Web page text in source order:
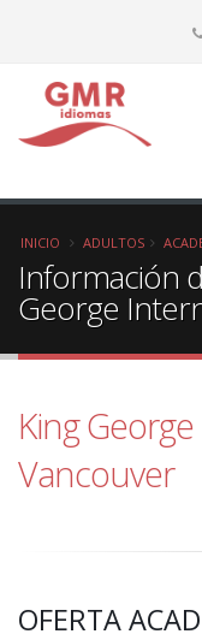
INICIO ADULTOS
Información
George
King
Vancouver
OFERTA